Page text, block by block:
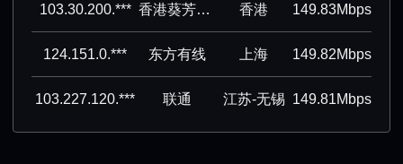
103.30.200.*** 香港葵芳集团有限公司 香港 149.83Mbps
124.151.0.*** 东方有线 上海 149.82Mbps
103.227.120.*** 联通 江苏-无锡 149.81Mbps